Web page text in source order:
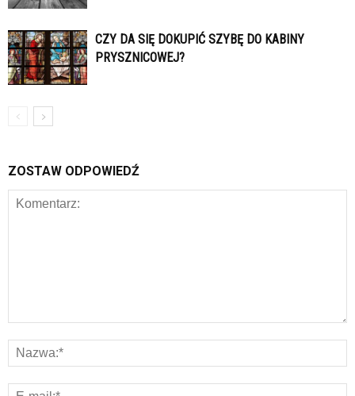
CZY DA SIĘ DOKUPIĆ SZYBĘ DO KABINY
PRYSZNICOWEJ?
ZOSTAW ODPOWIEDŹ